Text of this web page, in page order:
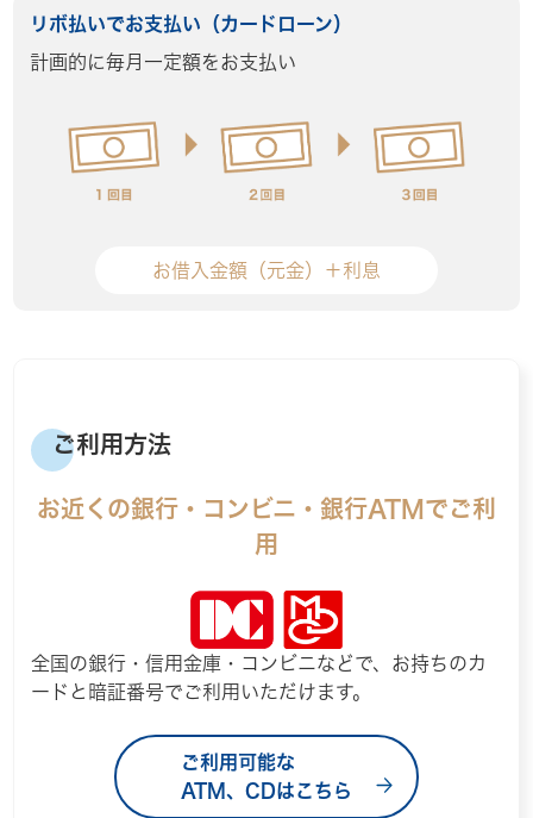
リボ払いでお支払い（カードローン）
計画的に毎月一定額をお支払い
お借入金額（元金）＋利息
ご利用方法
お近くの銀行・コンビニ・銀行ATMでご利
用
全国の銀行・信用金庫・コンビニなどで、お持ちのカ
ードと暗証番号でご利用いただけます。
ご利用可能な
ATM、CDはこちら